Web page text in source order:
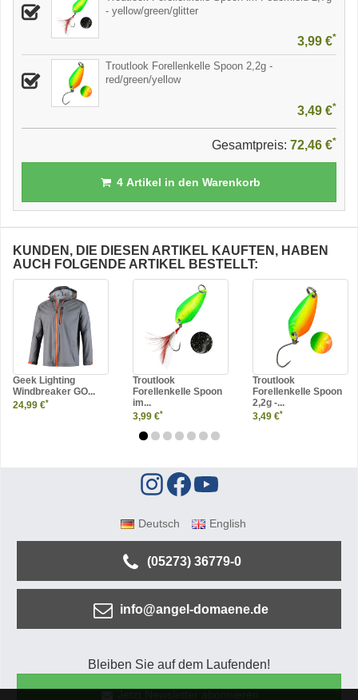
- yellow/green/glitter
3,99 €*
Troutlook Forellenkelle Spoon 2,2g -
red/green/yellow
3,49 €*
Gesamtpreis: 72,46 €*
4Artikel in den Warenkorb
KUNDEN, DIE DIESEN ARTIKEL KAUFTEN, HABEN
AUCH FOLGENDE ARTIKEL BESTELLT:
Geek Lighting
Windbreaker GO...
24,99 €*
Troutlook
Forellenkelle Spoon
im...
3,99 €*
Troutlook
Forellenkelle Spoon
2,2g -...
3,49 €*
Deutsch English
(05273) 36779-0
info@angel-domaene.de
Bleiben Sie auf dem Laufenden!